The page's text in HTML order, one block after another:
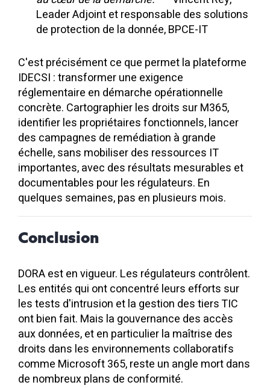
Leader Adjoint et responsable des solutions
de protection de la donnée, BPCE-IT
C'est précisément ce que permet la plateforme
IDECSI : transformer une exigence
réglementaire en démarche opérationnelle
concrète. Cartographier les droits sur M365,
identifier les propriétaires fonctionnels, lancer
des campagnes de remédiation à grande
échelle, sans mobiliser des ressources IT
importantes, avec des résultats mesurables et
documentables pour les régulateurs. En
quelques semaines, pas en plusieurs mois.
Conclusion
DORA est en vigueur. Les régulateurs contrôlent.
Les entités qui ont concentré leurs efforts sur
les tests d'intrusion et la gestion des tiers TIC
ont bien fait. Mais la gouvernance des accès
aux données, et en particulier la maîtrise des
droits dans les environnements collaboratifs
comme Microsoft 365, reste un angle mort dans
de nombreux plans de conformité.